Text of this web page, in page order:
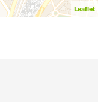
Leaflet